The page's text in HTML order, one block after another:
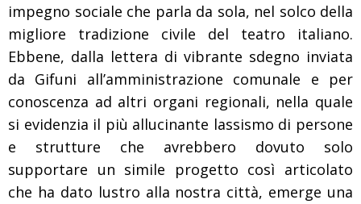
impegno sociale che parla da sola, nel solco della
migliore tradizione civile del teatro italiano.
Ebbene, dalla lettera di vibrante sdegno inviata
da Gifuni all’amministrazione comunale e per
conoscenza ad altri organi regionali, nella quale
si evidenzia il più allucinante lassismo di persone
e strutture che avrebbero dovuto solo
supportare un simile progetto così articolato
che ha dato lustro alla nostra città, emerge una